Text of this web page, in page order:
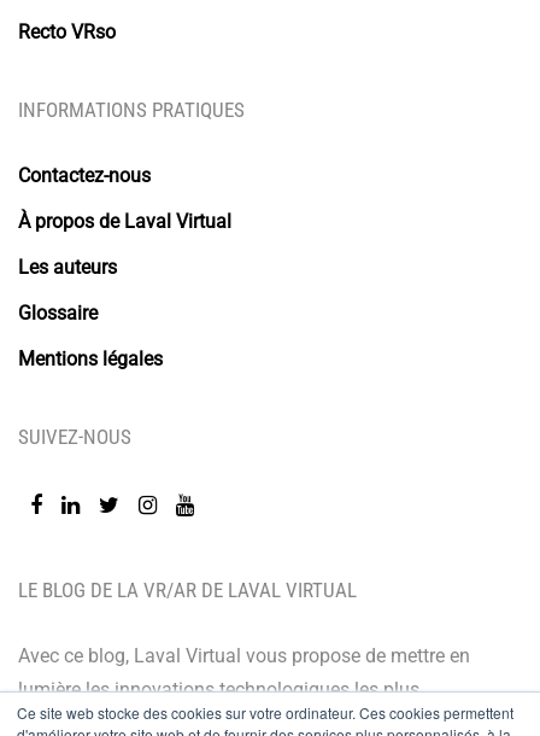
Ce site web stocke des cookies sur votre ordinateur. Ces cookies permettent
LE BLOG DE LA VR/AR DE LAVAL VIRTUAL
Avec ce blog, Laval Virtual vous propose de mettre en
lumière les innovations technologiques les plus
récentes et les dernières tendances. Orienté BtoB, le
Recto VRso
INFORMATIONS PRATIQUES
Contactez-nous
À propos de Laval Virtual
Les auteurs
Glossaire
Mentions légales
SUIVEZ-NOUS